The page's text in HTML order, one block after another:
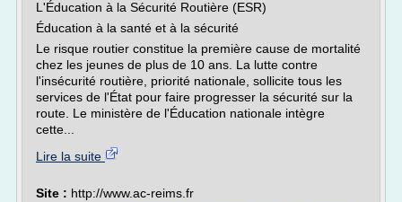
L'Éducation à la Sécurité Routière (ESR)
Éducation à la santé et à la sécurité
Le risque routier constitue la première cause de mortalité
chez les jeunes de plus de 10 ans. La lutte contre
l'insécurité routière, priorité nationale, sollicite tous les
services de l'État pour faire progresser la sécurité sur la
route. Le ministère de l'Éducation nationale intègre
cette...
Lire la suite
Site : http://www.ac-reims.fr